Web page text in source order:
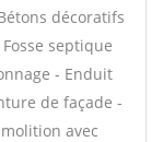
décoratifs
septique
- Enduit
de façade -
avec